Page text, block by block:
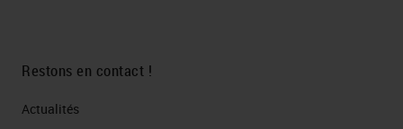
Restons en contact !
Actualités